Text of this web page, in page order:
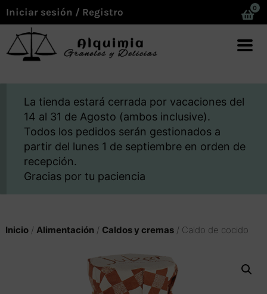
Iniciar sesión / Registro 0
La tienda estará cerrada por vacaciones del
14 al 31 de Agosto (ambos inclusive).
Todos los pedidos serán gestionados a
partir del lunes 1 de septiembre en orden de
recepción.
Gracias por tu paciencia
Inicio/ Alimentación/ Caldos y cremas/ Caldo de cocido